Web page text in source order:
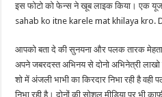
इस फोटो को फेन्स ने खूब लाइक किया। एक
sahab ko itne karele mat khilaya kro.
आपको बता दे की सुनयना और पलक तारक मेहता
अपने जबरदस्त अभिनय से दोनो अभिनेत्री
शो में अंजली भाभी का किरदार निभा रही है वही
निभा रही है। दोनों की सोशल मीडिया पर भी